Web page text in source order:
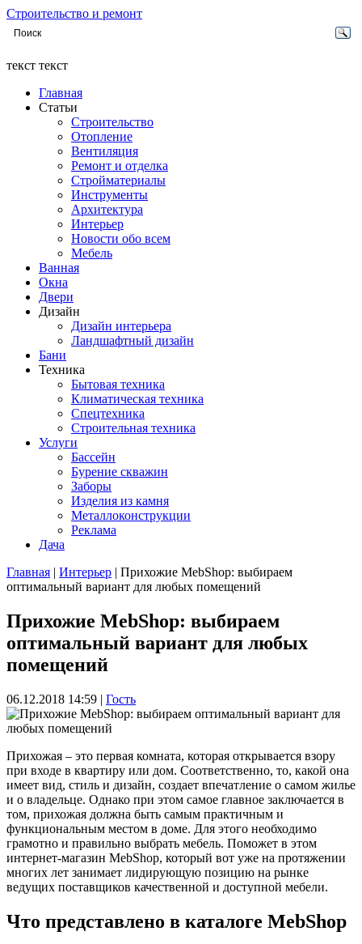
Строительство и ремонт
текст текст
Главная
Статьи
Строительство
Отопление
Вентиляция
Ремонт и отделка
Стройматериалы
Инструменты
Архитектура
Интерьер
Новости обо всем
Мебель
Ванная
Окна
Двери
Дизайн
Дизайн интерьера
Ландшафтный дизайн
Бани
Техника
Бытовая техника
Климатическая техника
Спецтехника
Строительная техника
Услуги
Бассейн
Бурение скважин
Заборы
Изделия из камня
Металлоконструкции
Реклама
Дача
Вы здесь
Главная | Интерьер | Прихожие MebShop: выбираем
оптимальный вариант для любых помещений
Прихожие MebShop: выбираем
оптимальный вариант для любых
помещений
06.12.2018 14:59 | Гость
Прихожая – это первая комната, которая открывается взору
при входе в квартиру или дом. Соответственно, то, какой она
имеет вид, стиль и дизайн, создает впечатление о самом жилье
и о владельце. Однако при этом самое главное заключается в
том, прихожая должна быть самым практичным и
функциональным местом в доме. Для этого необходимо
грамотно и правильно выбрать мебель. Поможет в этом
интернет-магазин MebShop, который вот уже на протяжении
многих лет занимает лидирующую позицию на рынке
ведущих поставщиков качественной и доступной мебели.
Что представлено в каталоге MebShop